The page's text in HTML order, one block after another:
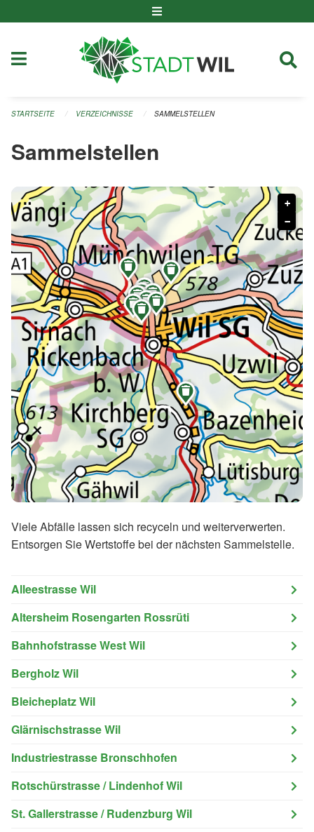
STARTSEITE VERZEICHNISSE SAMMELSTELLEN
Sammelstellen











+
−
Viele Abfälle lassen sich recyceln und weiterverwerten.
Entsorgen Sie Wertstoffe bei der nächsten Sammelstelle.
Alleestrasse Wil
Altersheim Rosengarten Rossrüti
Bahnhofstrasse West Wil
Bergholz Wil
Bleicheplatz Wil
Glärnischstrasse Wil
Industriestrasse Bronschhofen
Rotschürstrasse / Lindenhof Wil
St. Gallerstrasse / Rudenzburg Wil